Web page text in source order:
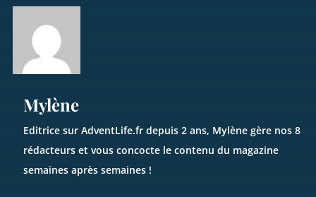
Mylène
Editrice sur AdventLife.fr depuis 2 ans, Mylène gère nos 8
rédacteurs et vous concocte le contenu du magazine
semaines après semaines !